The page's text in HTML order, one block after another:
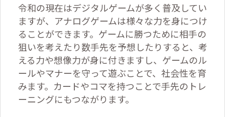
令和の現在はデジタルゲームが多く普及してい
ますが、アナログゲームは様々な力を身につけ
ることができます。ゲームに勝つために相手の
狙いを考えたり数手先を予想したりすると、考
える力や想像力が身に付きますし、ゲームのル
ールやマナーを守って遊ぶことで、社会性を育
みます。カードやコマを持つことで手先のトレ
ーニングにもつながります。